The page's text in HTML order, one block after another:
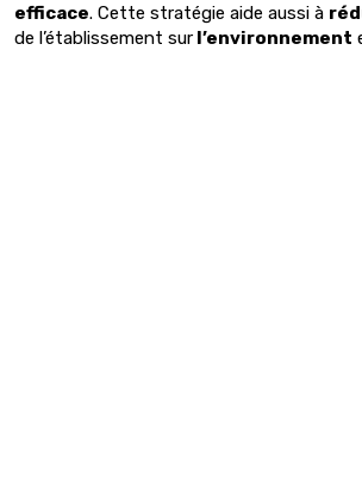
efficace. Cette stratégie aide aussi à
de l’établissement sur l’environnement